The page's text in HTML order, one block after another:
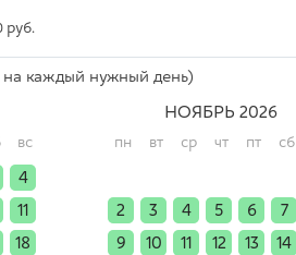
руб.
каждый нужный день)
вс
4
11
18
НОЯБРЬ 2026
пн вт ср чт пт сб
2
3 4 5 6 7
9
10 11 12 13 14